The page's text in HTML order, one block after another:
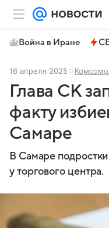
Война в Иране
16 апреля 2025
Глава СК
факту
Самаре
В Самаре
у торгового центра.